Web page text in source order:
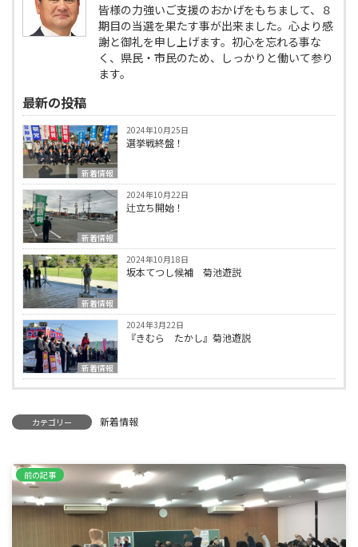
皆様の力強いご支援のおかげをもちまして、８
期目の当選を果たす事が出来ました。心より感
謝と御礼を申し上げます。初心を忘れる事な
く、県民・市民のため、しっかりと働いて参り
ます。
最新の投稿
新着情報
2024年10月25日
選挙戦終盤！
新着情報
2024年10月22日
辻立ち開始！
新着情報
2024年10月18日
坂本てつし候補 菊池遊説
新着情報
2024年3月22日
『きむら たかし』菊池遊説
カテゴリー 新着情報
前の記事